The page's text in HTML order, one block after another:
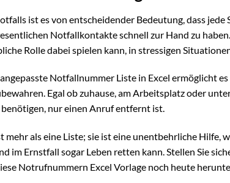
ist es von entscheidender Bedeutung, dass
Notfallkontakte schnell zur Hand zu
Rolle dabei spielen kann, in stressigen
Notfallnummer Liste in Excel ermöglicht
Egal ob zuhause, am Arbeitsplatz oder
benötigen, nur einen Anruf entfernt ist.
mehr als eine Liste; sie ist eine unentbehrliche
im Ernstfall sogar Leben retten kann. Stellen Sie
Notrufnummern Excel Vorlage noch heute